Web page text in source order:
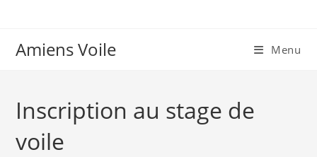
contentAmiens Voile Menu
Inscription au stage de
voile